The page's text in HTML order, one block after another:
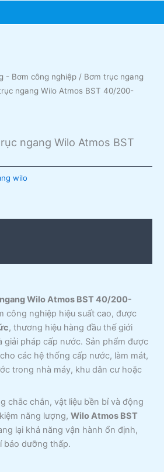
- Bơm công nghiệp / Bơm trục ngang
ngang Wilo Atmos BST 40/200-
ngang Wilo Atmos BST
wilo
Wilo Atmos BST 40/200-
công nghiệp hiệu suất cao, được
, thương hiệu hàng đầu thế giới
pháp cấp nước. Sản phẩm được
các hệ thống cấp nước, làm mát,
trong nhà máy, khu dân cư hoặc
chắc chắn, vật liệu bền bỉ và động
năng lượng, Wilo Atmos BST
lại khả năng vận hành ổn định,
bảo dưỡng thấp.